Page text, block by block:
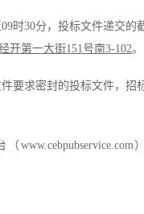
09时30分， 投标文件递交的
开第一大街151号南3-102。
要求密封的投标文件，招
（ www.cebpubservice.com）